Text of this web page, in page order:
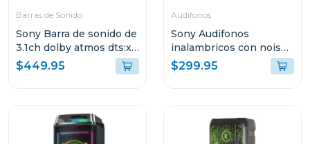
Barras de Sonido
Sony Barra de sonido de
3.1ch dolby atmos dts:x
s2000
$449.95
Audifonos
Sony Audifonos
inalambricos con noise
cancelling wf1000xm5
negro
$299.95